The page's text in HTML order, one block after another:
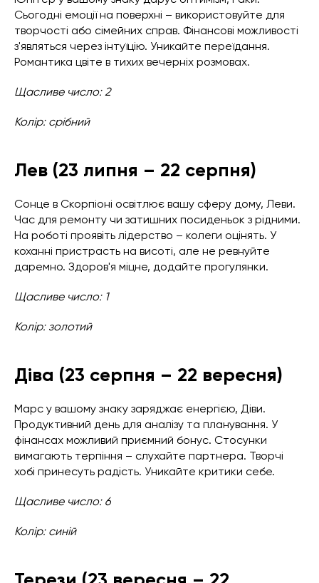
Сьогодні емоції на поверхні – використовуйте для
творчості або сімейних справ. Фінансові можливості
з'являться через інтуїцію. Уникайте переїдання.
Романтика цвіте в тихих вечерніх розмовах.
Щасливе число: 2
Колір: срібний
Лев (23 липня – 22 серпня)
Сонце в Скорпіоні освітлює вашу сферу дому, Леви.
Час для ремонту чи затишних посиденьок з рідними.
На роботі проявіть лідерство – колеги оцінять. У
коханні пристрасть на висоті, але не ревнуйте
даремно. Здоров'я міцне, додайте прогулянки.
Щасливе число: 1
Колір: золотий
Діва (23 серпня – 22 вересня)
Марс у вашому знаку заряджає енергією, Діви.
Продуктивний день для аналізу та планування. У
фінансах можливий приємний бонус. Стосунки
вимагають терпіння – слухайте партнера. Творчі
хобі принесуть радість. Уникайте критики себе.
Щасливе число: 6
Колір: синій